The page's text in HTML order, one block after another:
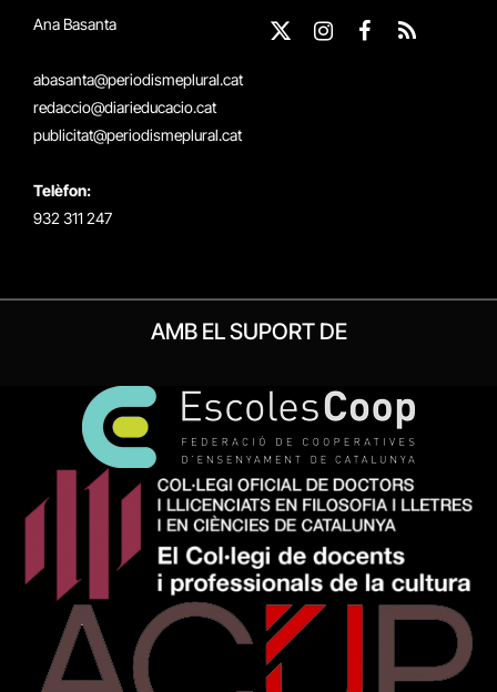
Ana Basanta
abasanta@periodismeplural.cat
redaccio@diarieducacio.cat
publicitat@periodismeplural.cat
Telèfon:
932 311 247
X
Instagram
Facebook
RSS
AMB EL SUPORT DE